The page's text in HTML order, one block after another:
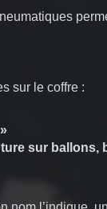
sur le coffre :
sur ballons,